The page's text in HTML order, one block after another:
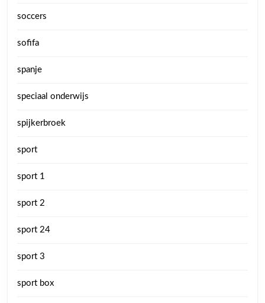
soccers
sofifa
spanje
speciaal onderwijs
spijkerbroek
sport
sport 1
sport 2
sport 24
sport 3
sport box